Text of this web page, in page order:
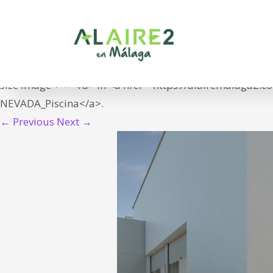
06_VILLAS
<span class="meta-prep meta-prep-entry-
20T13:34:04+01:00">20/05/2021</time></span> at
size image"> × </a> in <a href="https://
NEVADA_Piscina</a>.
← Previous Next →